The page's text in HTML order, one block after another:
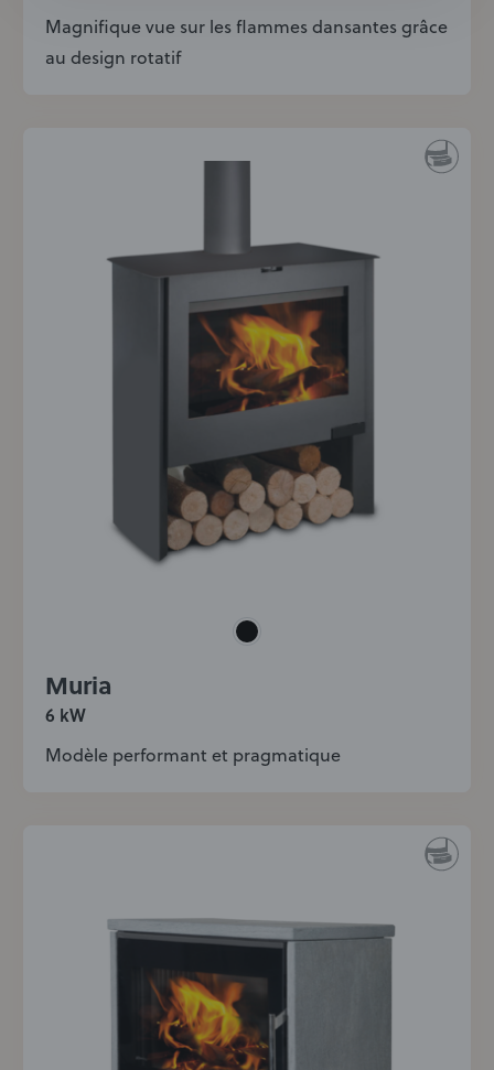
Magnifique vue sur les flammes dansantes grâce
au design rotatif
Muria
6 kW
Modèle performant et pragmatique